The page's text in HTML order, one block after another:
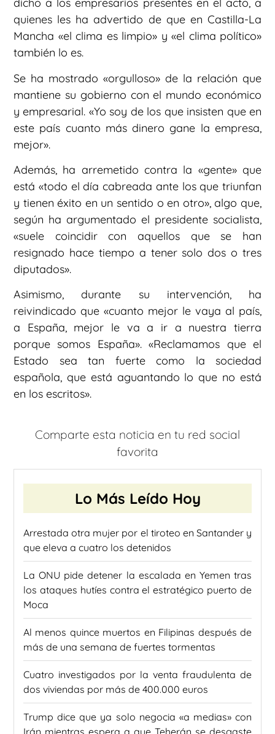
dicho a los empresarios presentes en el acto, a
quienes les ha advertido de que en Castilla-La
Mancha «el clima es limpio» y «el clima político»
también lo es.
Se ha mostrado «orgulloso» de la relación que
mantiene su gobierno con el mundo económico
y empresarial. «Yo soy de los que insisten que en
este país cuanto más dinero gane la empresa,
mejor».
Además, ha arremetido contra la «gente» que
está «todo el día cabreada ante los que triunfan
y tienen éxito en un sentido o en otro», algo que,
según ha argumentado el presidente socialista,
«suele coincidir con aquellos que se han
resignado hace tiempo a tener solo dos o tres
diputados».
Asimismo, durante su intervención, ha
reivindicado que «cuanto mejor le vaya al país,
a España, mejor le va a ir a nuestra tierra
porque somos España». «Reclamamos que el
Estado sea tan fuerte como la sociedad
española, que está aguantando lo que no está
en los escritos».
Comparte esta noticia en tu red social
favorita
Lo Más Leído Hoy
Arrestada otra mujer por el tiroteo en Santander y
que eleva a cuatro los detenidos
La ONU pide detener la escalada en Yemen tras
los ataques hutíes contra el estratégico puerto de
Moca
Al menos quince muertos en Filipinas después de
más de una semana de fuertes tormentas
Cuatro investigados por la venta fraudulenta de
dos viviendas por más de 400.000 euros
Trump dice que ya solo negocia «a medias» con